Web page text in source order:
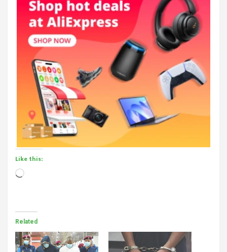
Like this:
Loading…
Related